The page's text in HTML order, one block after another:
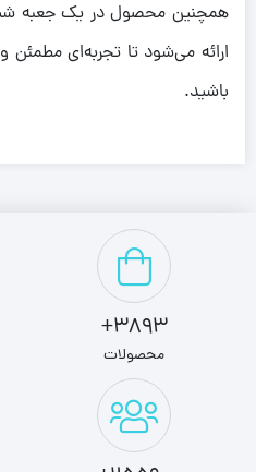
همچنین محصول در یک جعبه
ارائه می‌شود تا تجربه‌ای
باشید.
3893+
محصولات